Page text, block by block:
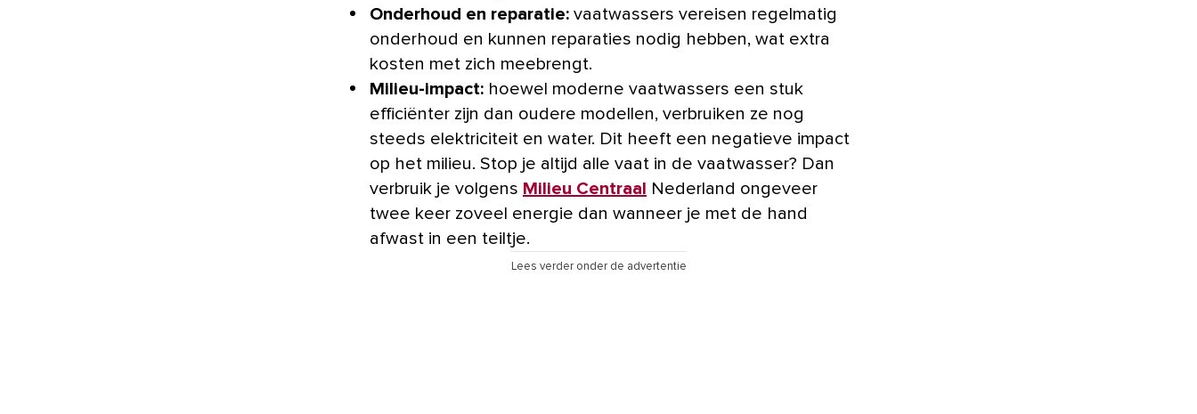
Onderhoud en reparatie: vaatwassers vereisen regelmatig
onderhoud en kunnen reparaties nodig hebben, wat extra
kosten met zich meebrengt.
Milieu-impact: hoewel moderne vaatwassers een stuk
efficiënter zijn dan oudere modellen, verbruiken ze nog
steeds elektriciteit en water. Dit heeft een negatieve impact
op het milieu. Stop je altijd alle vaat in de vaatwasser? Dan
verbruik je volgens Milieu Centraal
Nederland ongeveer
twee keer zoveel energie dan wanneer je met de hand
afwast in een teiltje.
Lees verder onder de advertentie